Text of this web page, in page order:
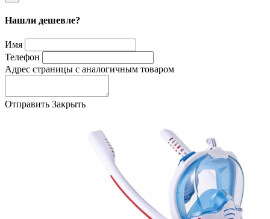
Нашли дешевле?
Имя
Телефон
Адрес страницы с аналогичным товаром
Отправить Закрыть